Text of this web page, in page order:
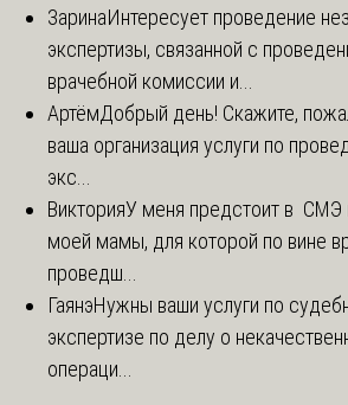
ЗаринаИнтересует проведение
экспертизы, связанной с
врачебной комиссии и...
АртёмДобрый день! Скажите,
ваша организация услуги по
экс...
ВикторияУ меня предстоит в СМЭ
моей мамы, для которой по вине
проведш...
ГаянэНужны ваши услуги по
экспертизе по делу о
операци...